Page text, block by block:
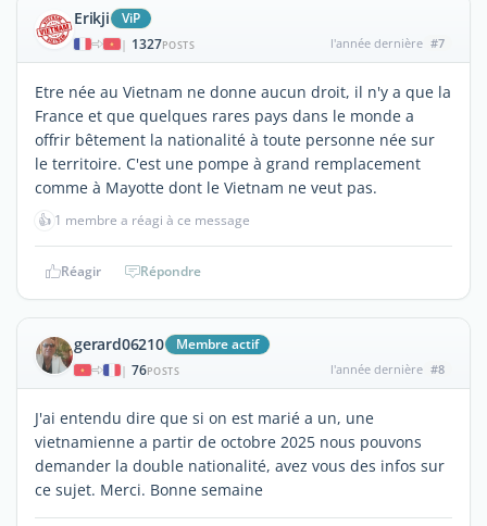
Erikji ViP
| 1327POSTS l'année dernière #7
Etre née au Vietnam ne donne aucun droit, il n'y a que la
France et que quelques rares pays dans le monde a
offrir bêtement la nationalité à toute personne née sur
le territoire. C'est une pompe à grand remplacement
comme à Mayotte dont le Vietnam ne veut pas.
👍 1 membre a réagi à ce message
Réagir Répondre
gerard06210 Membre actif
| 76POSTS l'année dernière #8
J'ai entendu dire que si on est marié a un, une
vietnamienne a partir de octobre 2025 nous pouvons
demander la double nationalité, avez vous des infos sur
ce sujet. Merci. Bonne semaine